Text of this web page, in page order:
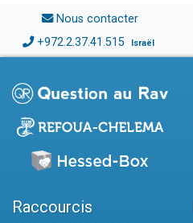
Nous contacter
+972.2.37.41.515 Israël
Raccourcis